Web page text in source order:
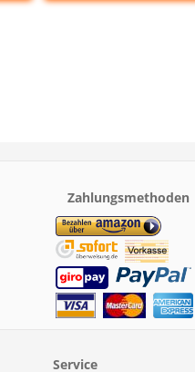
Zahlungsmethoden
Service